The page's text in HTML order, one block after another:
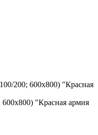
200; 600х800) "Красная